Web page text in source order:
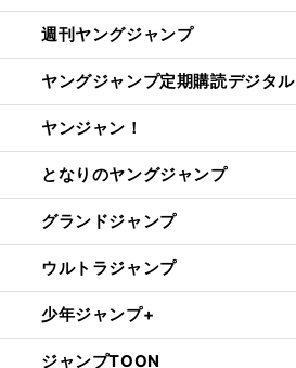
週刊ヤングジャンプ
ヤングジャンプ定期購読デジタル
ヤンジャン！
となりのヤングジャンプ
グランドジャンプ
ウルトラジャンプ
少年ジャンプ+
ジャンプTOON